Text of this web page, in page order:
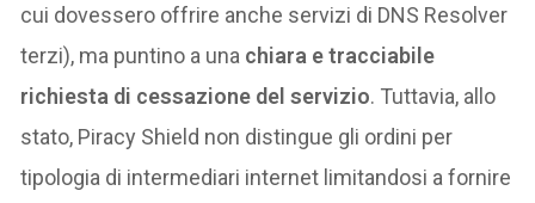
cui dovessero offrire anche servizi di DNS Resolver
terzi), ma puntino a una chiara e tracciabile
richiesta di cessazione del servizio. Tuttavia, allo
stato, Piracy Shield non distingue gli ordini per
tipologia di intermediari internet limitandosi a fornire